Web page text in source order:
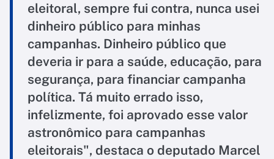
eleitoral, sempre fui contra, nunca usei
dinheiro público para minhas
campanhas. Dinheiro público que
deveria ir para a saúde, educação, para
segurança, para financiar campanha
política. Tá muito errado isso,
infelizmente, foi aprovado esse valor
astronômico para campanhas
eleitorais", destaca o deputado Marcel